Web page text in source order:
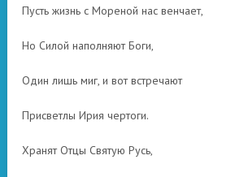
Пусть жизнь с Мореной нас венчает,
Но Силой наполняют Боги,
Один лишь миг, и вот встречают
Присветлы Ирия чертоги.
Хранят Отцы Святую Русь,